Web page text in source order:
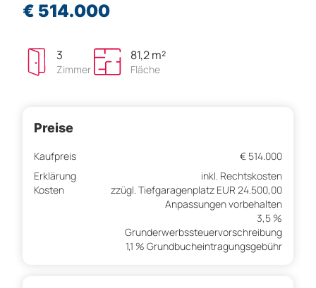
€ 514.000
3
Zimmer
81,2 m²
Fläche
Preise
Kaufpreis
€ 514.000
Erklärung
Kosten
inkl. Rechtskosten
zzügl. Tiefgaragenplatz EUR 24.500,00
Anpassungen vorbehalten
3,5 %
Grunderwerbssteuervorschreibung
1,1 % Grundbucheintragungsgebühr